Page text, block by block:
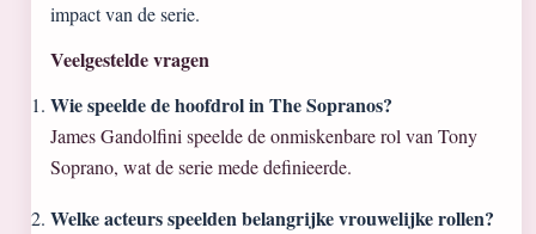
impact van de serie.
Veelgestelde vragen
Wie speelde de hoofdrol in The Sopranos?
James Gandolfini speelde de onmiskenbare rol van Tony
Soprano, wat de serie mede definieerde.
Welke acteurs speelden belangrijke vrouwelijke rollen?